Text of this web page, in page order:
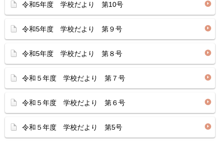
令和5年度 学校だより 第10号
令和5年度 学校だより 第９号
令和5年度 学校だより 第８号
令和５年度 学校だより 第７号
令和５年度 学校だより 第６号
令和５年度 学校だより 第5号